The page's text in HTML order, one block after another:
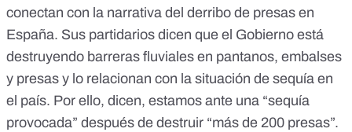
conectan con la narrativa del derribo de presas en
España. Sus partidarios dicen que el Gobierno está
destruyendo barreras fluviales en pantanos, embalses
y presas y lo relacionan con la situación de sequía en
el país. Por ello, dicen, estamos ante una “sequía
provocada” después de destruir “más de 200 presas”.